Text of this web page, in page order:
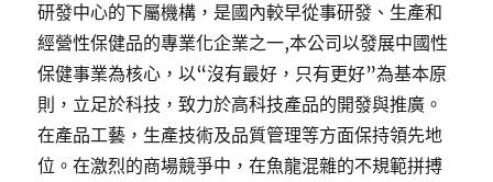
研發中心的下屬機構，是國內較早從事研發、生產和
經營性保健品的專業化企業之一,本公司以發展中國性
保健事業為核心，以“沒有最好，只有更好”為基本原
則，立足於科技，致力於高科技產品的開發與推廣。
在產品工藝，生產技術及品質管理等方面保持領先地
位。在激烈的商場競爭中，在魚龍混雜的不規範拼搏